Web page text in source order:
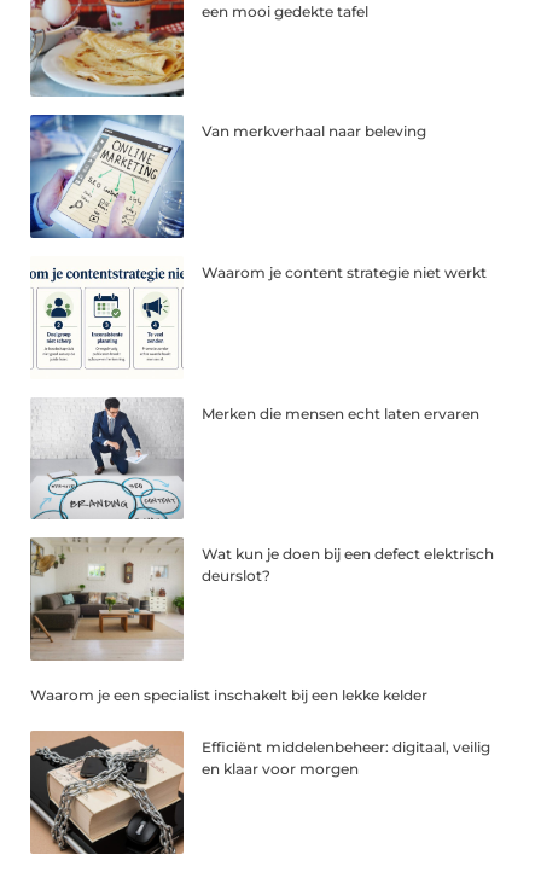
een mooi gedekte tafel
Van merkverhaal naar beleving
Waarom je content strategie niet werkt
Merken die mensen echt laten ervaren
Wat kun je doen bij een defect elektrisch
deurslot?
Waarom je een specialist inschakelt bij een lekke kelder
Efficiënt middelenbeheer: digitaal, veilig
en klaar voor morgen